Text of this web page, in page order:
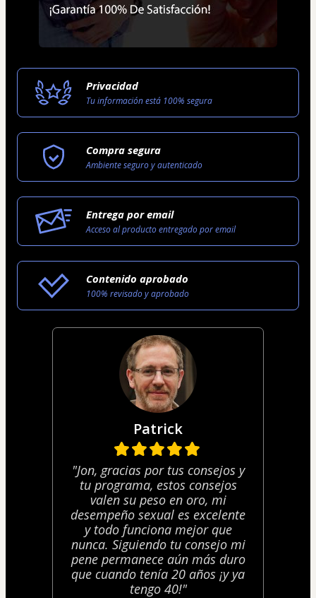
Privacidad
Tu información está 100% segura
Compra segura
Ambiente seguro y autenticado
Entrega por email
Acceso al producto entregado por email
Contenido aprobado
100% revisado y aprobado
Patrick
"Jon, gracias por tus consejos y
tu programa, estos consejos
valen su peso en oro, mi
desempeño sexual es excelente
y todo funciona mejor que
nunca. Siguiendo tu consejo mi
pene permanece aún más duro
que cuando tenía 20 años ¡y ya
tengo 40!"